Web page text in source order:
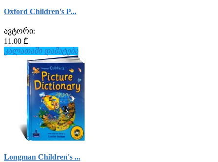
Oxford Children's P...
ავტორი:
11.00 ₾
კალათაში დამატება
Longman Children's ...